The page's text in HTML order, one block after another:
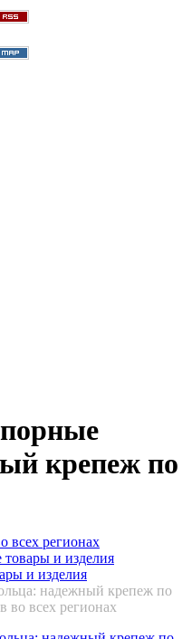
крепеж по
всех регионах
и изделия
и изделия
надежный крепеж по
во всех регионах